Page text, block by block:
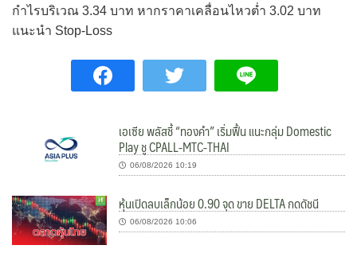
กำไรบริเวณ 3.34 บาท หากราคาเคลื่อนไหวต่ำ 3.02 บาท
แนะนำ Stop-Loss
เอเซีย พลัสชี้ “ทองคำ” เริ่มฟื้น แนะกลุ่ม Domestic
Play ชู CPALL-MTC-THAI
06/08/2026 10:19
หุ้นเปิดลบเล็กน้อย 0.90 จุด ขาย DELTA กดดัชนี
06/08/2026 10:06